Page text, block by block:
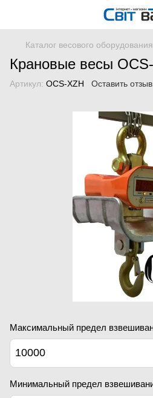
Каталог весового оборудования
Крановые весы
Артикул: OCS-XZH Оставить отзыв
Максимальный предел
10000
Минимальный предел